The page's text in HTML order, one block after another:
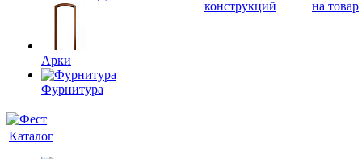
Арки
Фурнитура
конструкций
на товар
Каталог